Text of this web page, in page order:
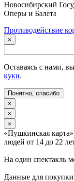
Новосибирский
Оперы и Балета
Противодействие
×
Оставаясь с нами,
куки.
Понятно, спасибо
×
×
×
«Пушкинская
людей от 14 до 22
На один спектакль
Данные для